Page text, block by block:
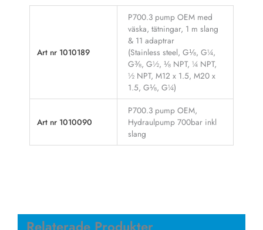
Art nr 1010189
P700.3 pump OEM med
väska, tätningar, 1 m slang
& 11 adaptrar
(Stainless steel, G⅛, G¼,
G⅜, G½, ⅛ NPT, ¼ NPT,
½ NPT, M12 x 1.5, M20 x
1.5, G⅛, G¼)
Art nr 1010090
P700.3 pump OEM,
Hydraulpump 700bar inkl
slang